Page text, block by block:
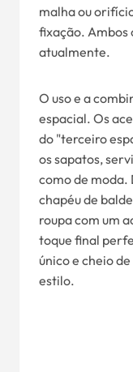
malha ou
fixação. Ambos
atualmente.
O uso e a
espacial. Os
do "terceiro
os sapatos,
como de moda.
chapéu de
roupa com um
toque final
único e cheio
estilo.